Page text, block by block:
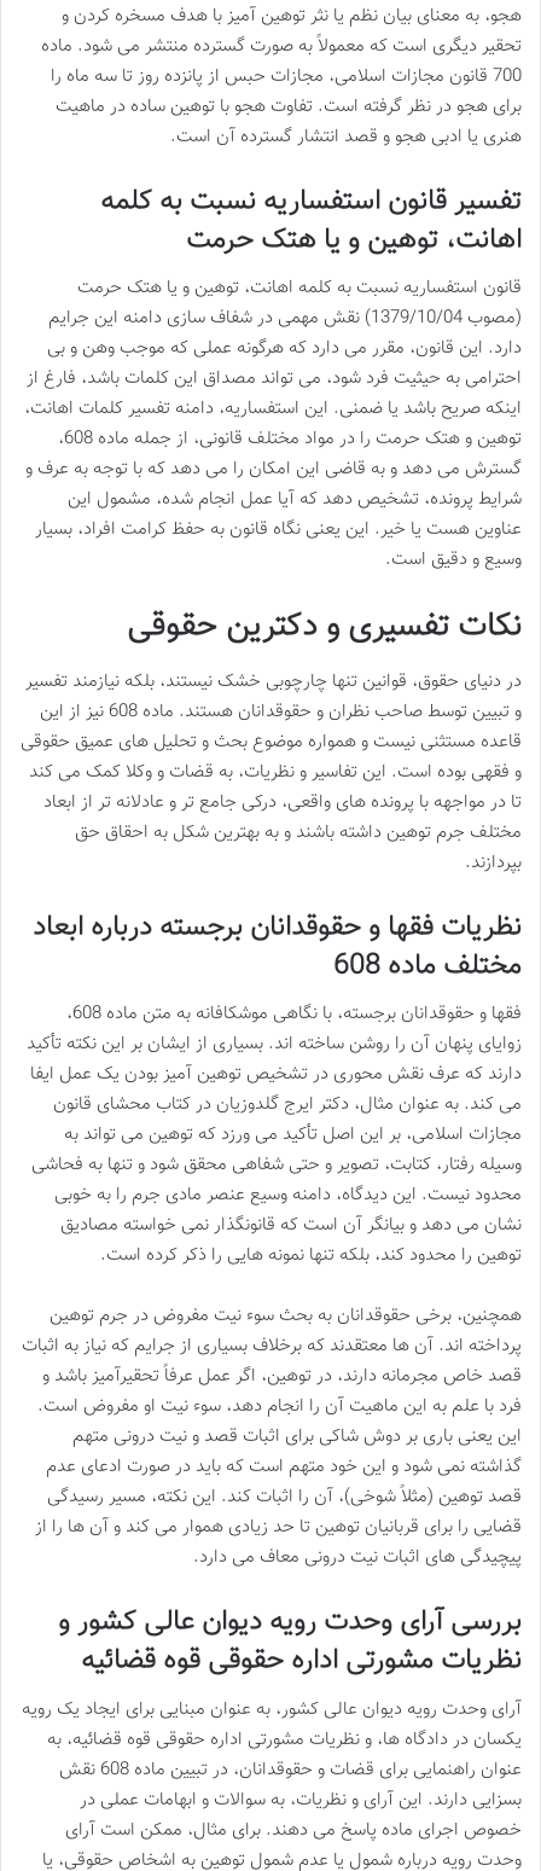
هجو، به معنای بیان نظم یا نثر توهین آمیز با هدف مسخره کردن و
تحقیر دیگری است که معمولاً به صورت گسترده منتشر می شود. ماده
700 قانون مجازات اسلامی، مجازات حبس از پانزده روز تا سه ماه را
برای هجو در نظر گرفته است. تفاوت هجو با توهین ساده در ماهیت
هنری یا ادبی هجو و قصد انتشار گسترده آن است.
تفسیر قانون استفساریه نسبت به کلمه
اهانت، توهین و یا هتک حرمت
قانون استفساریه نسبت به کلمه اهانت، توهین و یا هتک حرمت
(مصوب 1379/10/04) نقش مهمی در شفاف سازی دامنه این جرایم
دارد. این قانون، مقرر می دارد که هرگونه عملی که موجب وهن و بی
احترامی به حیثیت فرد شود، می تواند مصداق این کلمات باشد، فارغ از
اینکه صریح باشد یا ضمنی. این استفساریه، دامنه تفسیر کلمات اهانت،
توهین و هتک حرمت را در مواد مختلف قانونی، از جمله ماده 608،
گسترش می دهد و به قاضی این امکان را می دهد که با توجه به عرف و
شرایط پرونده، تشخیص دهد که آیا عمل انجام شده، مشمول این
عناوین هست یا خیر. این یعنی نگاه قانون به حفظ کرامت افراد، بسیار
وسیع و دقیق است.
نکات تفسیری و دکترین حقوقی
در دنیای حقوق، قوانین تنها چارچوبی خشک نیستند، بلکه نیازمند تفسیر
و تبیین توسط صاحب نظران و حقوقدانان هستند. ماده 608 نیز از این
قاعده مستثنی نیست و همواره موضوع بحث و تحلیل های عمیق حقوقی
و فقهی بوده است. این تفاسیر و نظریات، به قضات و وکلا کمک می کند
تا در مواجهه با پرونده های واقعی، درکی جامع تر و عادلانه تر از ابعاد
مختلف جرم توهین داشته باشند و به بهترین شکل به احقاق حق
بپردازند.
نظریات فقها و حقوقدانان برجسته درباره ابعاد
مختلف ماده 608
فقها و حقوقدانان برجسته، با نگاهی موشکافانه به متن ماده 608،
زوایای پنهان آن را روشن ساخته اند. بسیاری از ایشان بر این نکته تأکید
دارند که عرف نقش محوری در تشخیص توهین آمیز بودن یک عمل ایفا
می کند. به عنوان مثال، دکتر ایرج گلدوزیان در کتاب محشای قانون
مجازات اسلامی، بر این اصل تأکید می ورزد که توهین می تواند به
وسیله رفتار، کتابت، تصویر و حتی شفاهی محقق شود و تنها به فحاشی
محدود نیست. این دیدگاه، دامنه وسیع عنصر مادی جرم را به خوبی
نشان می دهد و بیانگر آن است که قانونگذار نمی خواسته مصادیق
توهین را محدود کند، بلکه تنها نمونه هایی را ذکر کرده است.
همچنین، برخی حقوقدانان به بحث سوء نیت مفروض در جرم توهین
پرداخته اند. آن ها معتقدند که برخلاف بسیاری از جرایم که نیاز به اثبات
قصد خاص مجرمانه دارند، در توهین، اگر عمل عرفاً تحقیرآمیز باشد و
فرد با علم به این ماهیت آن را انجام دهد، سوء نیت او مفروض است.
این یعنی باری بر دوش شاکی برای اثبات قصد و نیت درونی متهم
گذاشته نمی شود و این خود متهم است که باید در صورت ادعای عدم
قصد توهین (مثلاً شوخی)، آن را اثبات کند. این نکته، مسیر رسیدگی
قضایی را برای قربانیان توهین تا حد زیادی هموار می کند و آن ها را از
پیچیدگی های اثبات نیت درونی معاف می دارد.
بررسی آرای وحدت رویه دیوان عالی کشور و
نظریات مشورتی اداره حقوقی قوه قضائیه
آرای وحدت رویه دیوان عالی کشور، به عنوان مبنایی برای ایجاد یک رویه
یکسان در دادگاه ها، و نظریات مشورتی اداره حقوقی قوه قضائیه، به
عنوان راهنمایی برای قضات و حقوقدانان، در تبیین ماده 608 نقش
بسزایی دارند. این آرای و نظریات، به سوالات و ابهامات عملی در
خصوص اجرای ماده پاسخ می دهند. برای مثال، ممکن است آرای
وحدت رویه درباره شمول یا عدم شمول توهین به اشخاص حقوقی، یا